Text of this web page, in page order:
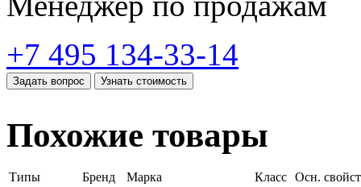
+7 495 134-33-14
Задать вопрос Узнать стоимость
Похожие товары
Типы Бренд Марка Класс Осн.